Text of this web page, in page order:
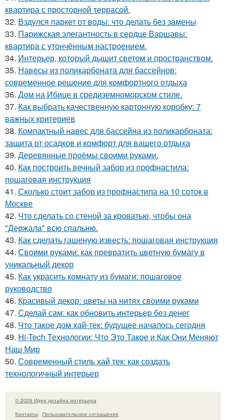
квартира с просторной террасой.
32. Вздулся паркет от воды: что делать без замены
33. Парижская элегантность в сердце Варшавы:
квартира с утончённым настроением.
34. Интерьер, который дышит светом и пространством.
35. Навесы из поликарбоната для бассейнов:
современное решение для комфортного отдыха
36. Дом на Ибице в средиземноморском стиле.
37. Как выбрать качественную картонную коробку: 7
важных критериев
38. Компактный навес для бассейна из поликарбоната:
защита от осадков и комфорт для вашего отдыха
39. Деревянные проёмы своими руками.
40. Как построить вечный забор из профнастила:
пошаговая инструкция
41. Сколько стоит забор из профнастила на 10 соток в
Москве
42. Что сделать со стеной за кроватью, чтобы она
"Держала" всю спальню.
43. Как сделать гашеную известь: пошаговая инструкция
44. Своими руками: как превратить цветную бумагу в
уникальный декор
45. Как украсить комнату из бумаги: пошаговое
руководство
46. Красивый декор: цветы на нитях своими руками
47. Сделай сам: как обновить интерьер без денег
48. Что такое дом хай-тек: будущее началось сегодня
49. Hi-Tech Технологии: Что Это Такое и Как Они Меняют
Наш Мир
50. Современный стиль хай тек: как создать
технологичный интерьер
© 2026 Идеи дизайна интерьера
Контакты
Пользовательское соглашение